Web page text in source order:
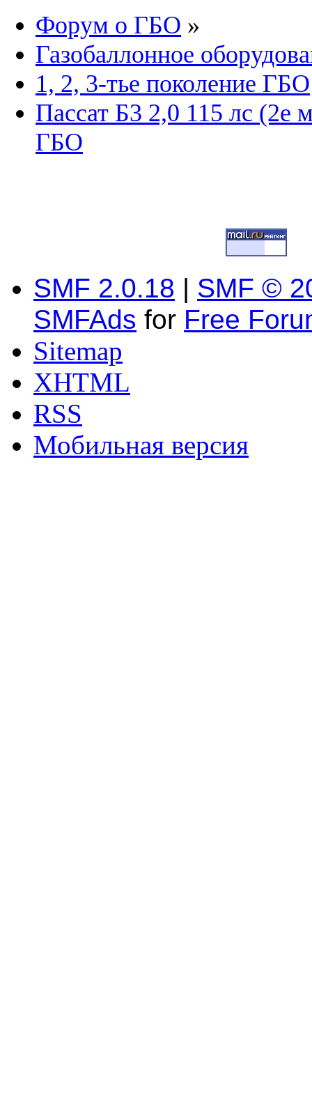
Форум о ГБО »
Газобаллонное
1, 2, 3-тье поколение ГБО
Пассат Б3 2,0 115 лс (2е
ГБО
SMF 2.0.18 | SMF ©
SMFAds for Free
Sitemap
XHTML
RSS
Мобильная версия